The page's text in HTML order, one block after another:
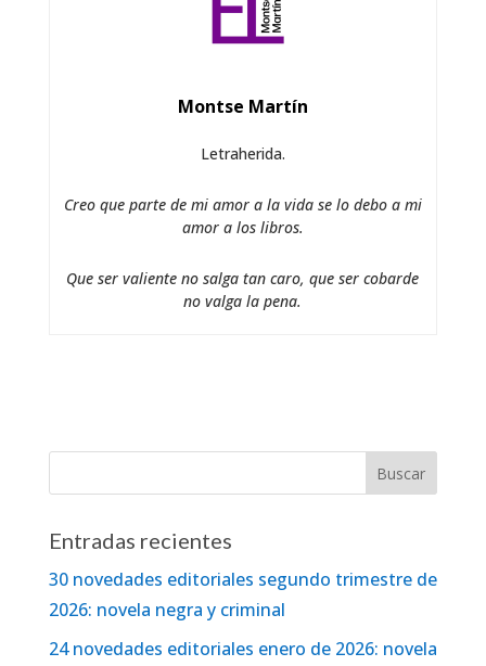
Montse Martín
Letraherida.
Creo que parte de mi amor a la vida se lo debo a mi
amor a los libros.
Que ser valiente no salga tan caro, que ser cobarde
no valga la pena.
Entradas recientes
30 novedades editoriales segundo trimestre de
2026: novela negra y criminal
24 novedades editoriales enero de 2026: novela